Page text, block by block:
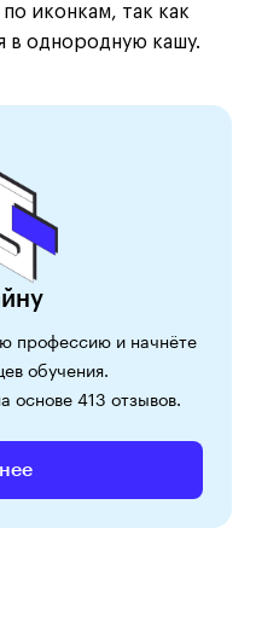
иконкам, так как
в однородную кашу.
профессию и начнёте
обучения.
основе 413 отзывов.